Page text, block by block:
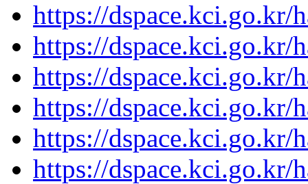
https://dspace.kci.go.kr/
https://dspace.kci.go.kr/
https://dspace.kci.go.kr/
https://dspace.kci.go.kr/
https://dspace.kci.go.kr/
https://dspace.kci.go.kr/